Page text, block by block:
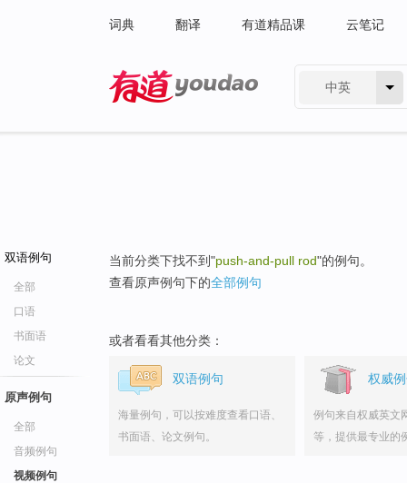
词典 翻译 有道精品课 云笔记
中英
双语例句
全部
口语
书面语
论文
原声例句
全部
音频例句
视频例句
当前分类下找不到"push-and-pull rod"的例句。
查看原声例句下的全部例句
或者看看其他分类：
双语例句
海量例句，可以按难度查看口语、
书面语、论文例句。
权威
例句来自权威英文
等，提供最专业的